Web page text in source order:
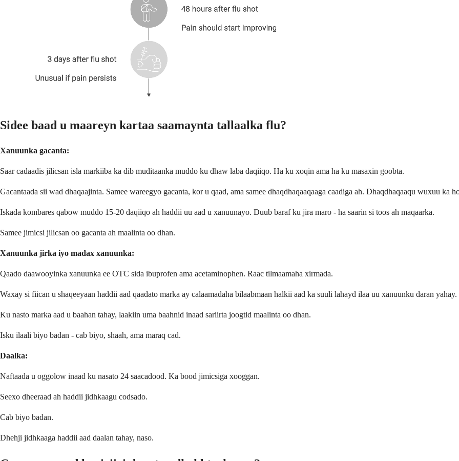
Sidee baad u maareyn kartaa saamaynta tallaalka flu?
Xanuunka gacanta:
Saar cadaadis jilicsan isla markiiba ka dib muditaanka muddo ku dhaw laba daqiiqo. Ha ku xoqin ama ha ku masaxin goobta.
Gacantaada sii wad dhaqaajinta. Samee wareegyo gacanta, kor u qaad, ama samee dhaqdhaqaaqaaga caadiga ah. Dhaqdhaqaaqu wuxuu ka
Iskada kombares qabow muddo 15-20 daqiiqo ah haddii uu aad u xanuunayo. Duub baraf ku jira maro - ha saarin si toos ah maqaarka.
Samee jimicsi jilicsan oo gacanta ah maalinta oo dhan.
Xanuunka jirka iyo madax xanuunka:
Qaado daawooyinka xanuunka ee OTC sida ibuprofen ama acetaminophen. Raac tilmaamaha xirmada.
Waxay si fiican u shaqeeyaan haddii aad qaadato marka ay calaamadaha bilaabmaan halkii aad ka suuli lahayd ilaa uu xanuunku daran yahay.
Ku nasto marka aad u baahan tahay, laakiin uma baahnid inaad sariirta joogtid maalinta oo dhan.
Isku ilaali biyo badan - cab biyo, shaah, ama maraq cad.
Daalka:
Naftaada u oggolow inaad ku nasato 24 saacadood. Ka bood jimicsiga xooggan.
Seexo dheeraad ah haddii jidhkaagu codsado.
Cab biyo badan.
Dhehji jidhkaaga haddii aad daalan tahay, naso.